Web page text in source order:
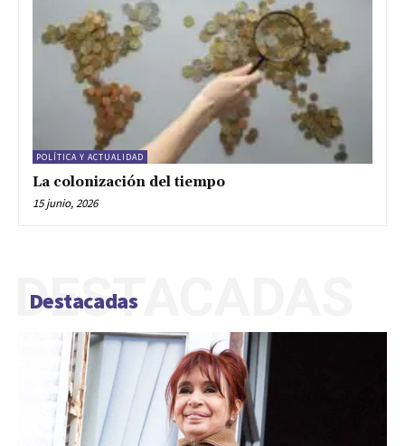
POLÍTICA Y ACTUALIDAD
La colonización del tiempo
15 junio, 2026
Destacadas
DESTACADAS